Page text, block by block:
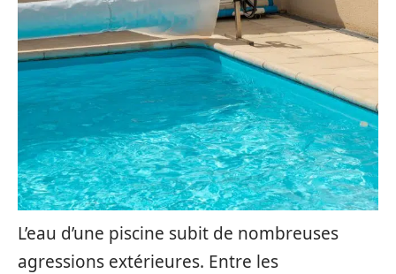
L’eau d’une piscine subit de nombreuses
agressions extérieures. Entre les